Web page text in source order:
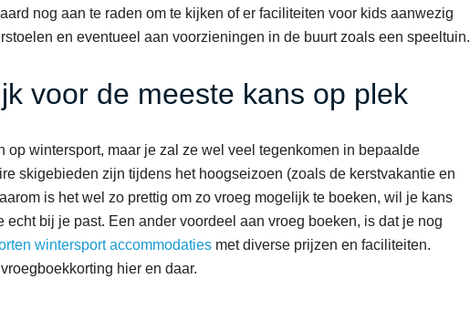
nog aan te raden om te kijken of er faciliteiten voor kids aanwezig
en eventueel aan voorzieningen in de buurt zoals een speeltuin.
voor de meeste kans op plek
wintersport, maar je zal ze wel veel tegenkomen in bepaalde
skigebieden zijn tijdens het hoogseizoen (zoals de kerstvakantie en
is het wel zo prettig om zo vroeg mogelijk te boeken, wil je kans
bij je past. Een ander voordeel aan vroeg boeken, is dat je nog
wintersport accommodaties met diverse prijzen en faciliteiten.
hier en daar.